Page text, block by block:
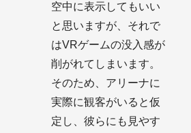
空中に表示してもいい
と思いますが、それで
はVRゲームの没入感が
削がれてしまいます。
そのため、アリーナに
実際に観客がいると仮
定し、彼らにも見やす